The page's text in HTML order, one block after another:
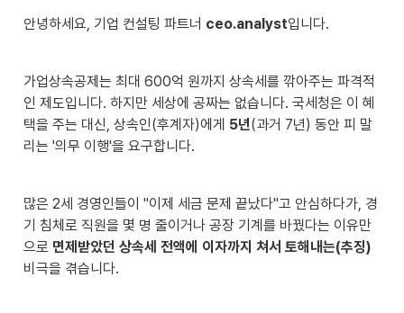
안녕하세요, 기업 컨설팅 파트너 ceo.analyst입니다.
가업상속공제는 최대 600억 원까지 상속세를 깎아주는 파격적
인 제도입니다. 하지만 세상에 공짜는 없습니다. 국세청은 이 혜
택을 주는 대신, 상속인(후계자)에게 5년(과거 7년) 동안 피 말
리는 '의무 이행'을 요구합니다.
많은 2세 경영인들이 "이제 세금 문제 끝났다"고 안심하다가, 경
기 침체로 직원을 몇 명 줄이거나 공장 기계를 바꿨다는 이유만
으로 면제받았던 상속세 전액에 이자까지 쳐서 토해내는(추징)
비극을 겪습니다.